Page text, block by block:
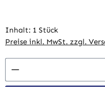
Inhalt: 1 Stück
Preise inkl. MwSt. zzgl.
Produkt Anzahl: